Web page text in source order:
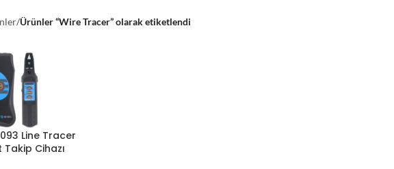
/Ürünler “Wire Tracer” olarak etiketlendi
Line Tracer
Cihazı